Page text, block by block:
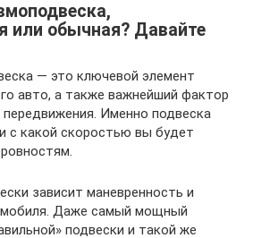
или обычная? Давайте
— это ключевой элемент
авто, а также важнейший фактор
Именно подвеска
с какой скоростью вы будет
зависит маневренность и
Даже самый мощный
подвески и такой же